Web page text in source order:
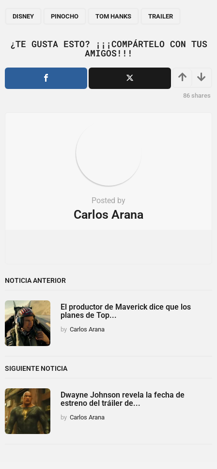
a
DISNEY PINOCHO TOM HANKS TRAILER
¿TE GUSTA ESTO? ¡¡¡COMPÁRTELO CON TUS
AMIGOS!!!
86 shares
Posted by
Carlos Arana
NOTICIA ANTERIOR
El productor de Maverick dice que los
planes de Top...
by Carlos Arana
SIGUIENTE NOTICIA
Dwayne Johnson revela la fecha de
estreno del tráiler de...
by Carlos Arana